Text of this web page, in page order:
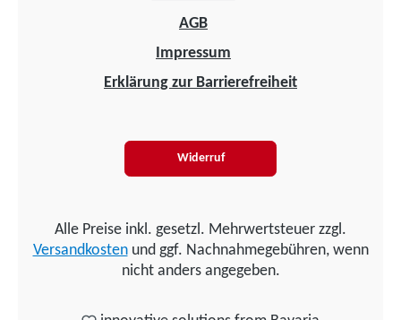
AGB
Impressum
Erklärung zur Barrierefreiheit
Widerruf
Alle Preise inkl. gesetzl. Mehrwertsteuer zzgl.
Versandkostenund ggf. Nachnahmegebühren, wenn
nicht anders angegeben.